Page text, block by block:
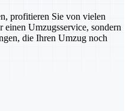
profitieren Sie von vielen
Umzugsservice, sondern
die Ihren Umzug noch